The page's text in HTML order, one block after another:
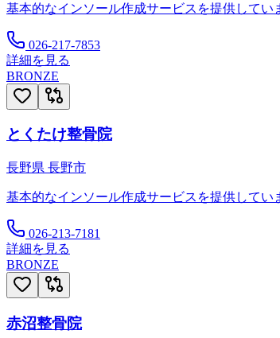
基本的なインソール作成サービスを提供してい
026-217-7853
詳細を見る
BRONZE
とくたけ整骨院
長野県 長野市
基本的なインソール作成サービスを提供してい
026-213-7181
詳細を見る
BRONZE
赤沼整骨院